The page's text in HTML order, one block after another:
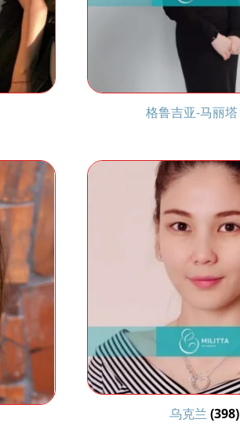
格鲁吉亚-马丽塔
乌克兰 (398)